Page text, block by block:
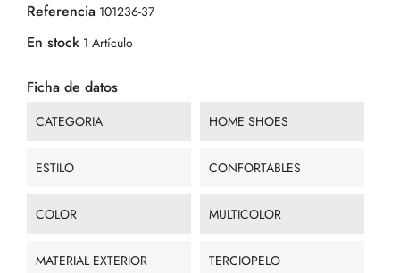
Referencia 101236-37
En stock 1 Artículo
Ficha de datos
CATEGORIA HOME SHOES
ESTILO CONFORTABLES
COLOR MULTICOLOR
MATERIAL EXTERIOR TERCIOPELO